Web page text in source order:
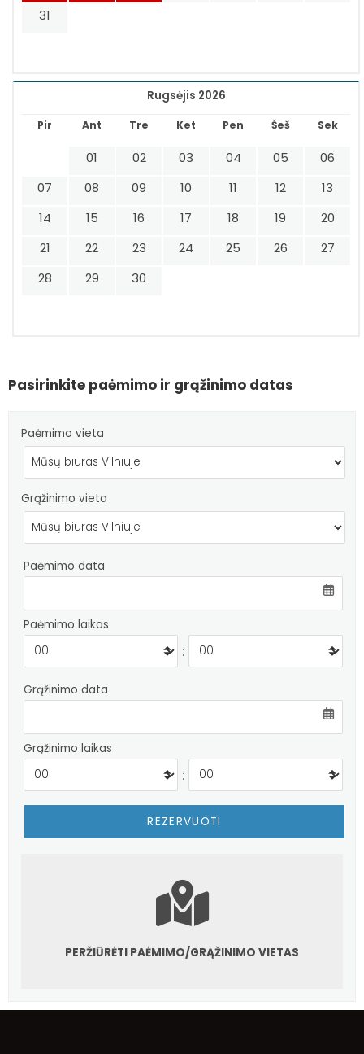
31
Rugsėjis 2026
Pir Ant Tre Ket Pen Šeš Sek
01 02 03 04 05
06
07
08 09 10 11 12
13
14
15 16 17 18 19
20
21
22 23 24 25 26
27
28
29 30
Pasirinkite paėmimo ir grąžinimo datas
Paėmimo vieta
Grąžinimo vieta
Paėmimo data
Paėmimo laikas
:
Grąžinimo data
Grąžinimo laikas
:
PERŽIŪRĖTI PAĖMIMO/GRĄŽINIMO VIETAS